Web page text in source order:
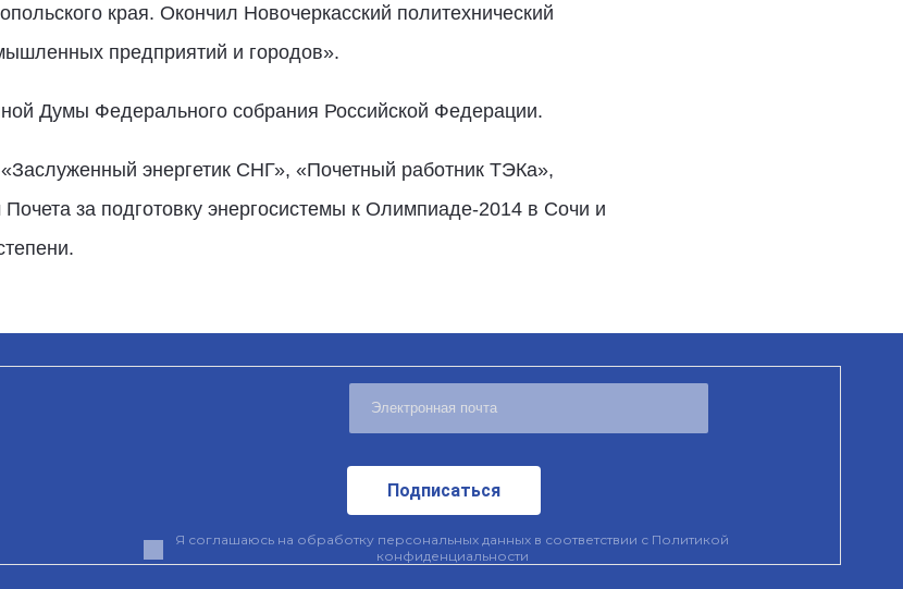
края. Окончил Новочеркасский политехнический
предприятий и городов».
Думы Федерального собрания Российской Федерации.
энергетик СНГ», «Почетный работник ТЭКа»,
за подготовку энергосистемы к Олимпиаде-2014 в Сочи и
Подписаться
Я соглашаюсь на обработку персональных данных в соответствии с Политикой
конфиденциальности